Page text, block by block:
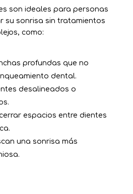
son ideales para personas
su sonrisa sin tratamientos
como:
profundas que no
dental.
desalineados o
espacios entre dientes
una sonrisa más